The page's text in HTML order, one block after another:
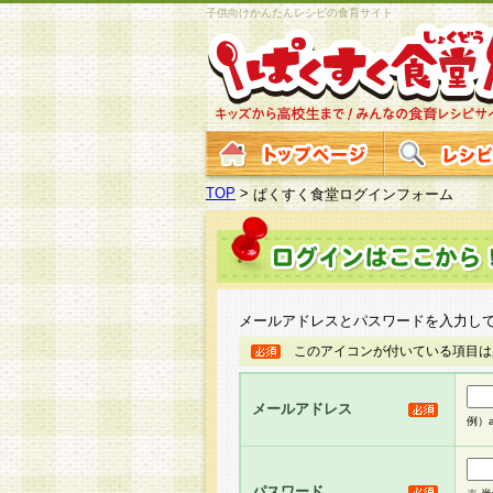
子供向けかんたんレシピの食育サイト
TOP >ぱくすく食堂ログインフォーム
メールアドレスとパスワードを入力し
このアイコンが付いている項目
メールアドレス
例）